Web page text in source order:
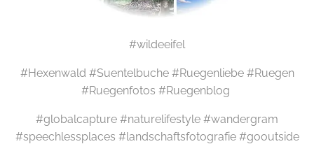
#wildeeifel
#Hexenwald #Suentelbuche #Ruegenliebe #Ruegen
#Ruegenfotos #Ruegenblog
#globalcapture #naturelifestyle #wandergram
#speechlessplaces #landschaftsfotografie #gooutside